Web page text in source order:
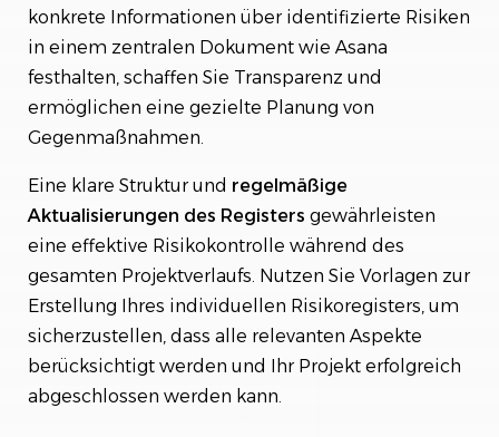
konkrete Informationen über identifizierte Risiken
in einem zentralen Dokument wie Asana
festhalten, schaffen Sie Transparenz und
ermöglichen eine gezielte Planung von
Gegenmaßnahmen.
Eine klare Struktur und regelmäßige
Aktualisierungen des Registers gewährleisten
eine effektive Risikokontrolle während des
gesamten Projektverlaufs. Nutzen Sie Vorlagen zur
Erstellung Ihres individuellen Risikoregisters, um
sicherzustellen, dass alle relevanten Aspekte
berücksichtigt werden und Ihr Projekt erfolgreich
abgeschlossen werden kann.